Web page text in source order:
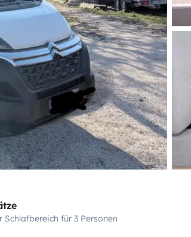
für 3 Personen